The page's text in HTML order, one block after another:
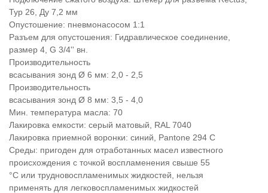
Typ 26, Ду 7,2 мм
Опустошение: пневмонасосом 1:1
Разъем для опустошения: Гидравлическое соединение,
размер 4, G 3/4'' вн.
Производительность
всасывания зонд Ø 6 мм: 2,0 - 2,5
Производительность
всасывания зонд Ø 8 мм: 3,5 - 4,0
Мин. температура масла: 70
Лакировка емкости: серый матовый, RAL 7040
Лакировка приемной воронки: синий, Pantone 294 C
Среды: пригоден для отработанных масел известного
происхождения с точкой воспламенения свыше 55
°C или трудновоспламенимых жидкостей, нельзя
применять для легковоспламенимых жидкостей